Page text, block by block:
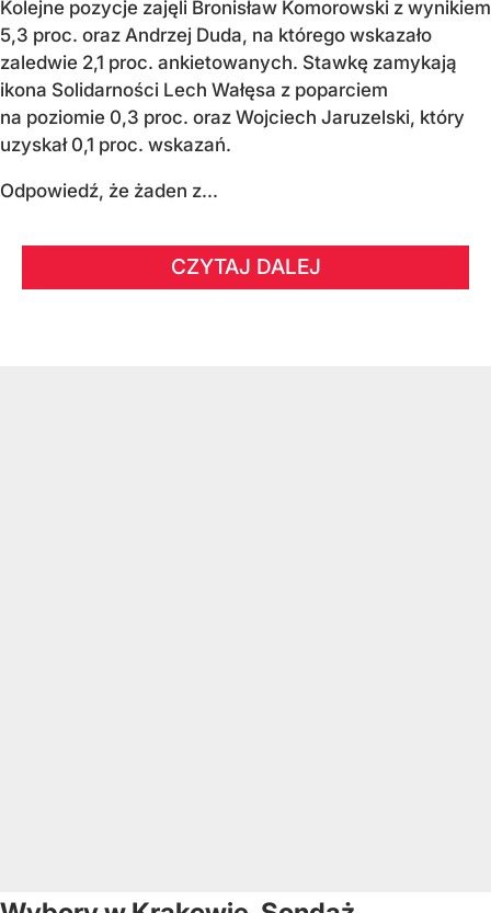
Kolejne pozycje zajęli Bronisław Komorowski z wynikiem
5,3 proc. oraz Andrzej Duda, na którego wskazało
zaledwie 2,1 proc. ankietowanych. Stawkę zamykają
ikona Solidarności Lech Wałęsa z poparciem
na poziomie 0,3 proc. oraz Wojciech Jaruzelski, który
uzyskał 0,1 proc. wskazań.
Odpowiedź, że żaden z...
CZYTAJ DALEJ